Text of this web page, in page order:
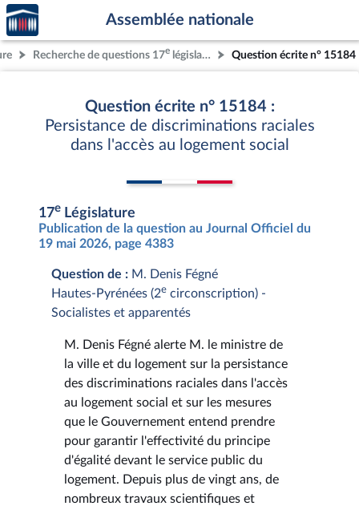
Aller au contenu
Aller en bas de la page
Accèder
à la
page
d'accueil
Assemblée nationale
Recherche de questions 17e législature Question écrite n° 15184
Question écrite n° 15184 :
Persistance de discriminations raciales
dans l'accès au logement social
17e Législature
Publication de la question au Journal Officiel du
19 mai 2026, page 4383
Question de : M. Denis Fégné
Hautes-Pyrénées (2e circonscription) -
Socialistes et apparentés
M. Denis Fégné alerte M. le ministre de
la ville et du logement sur la persistance
des discriminations raciales dans l'accès
au logement social et sur les mesures
que le Gouvernement entend prendre
pour garantir l'effectivité du principe
d'égalité devant le service public du
logement. Depuis plus de vingt ans, de
nombreux travaux scientifiques et